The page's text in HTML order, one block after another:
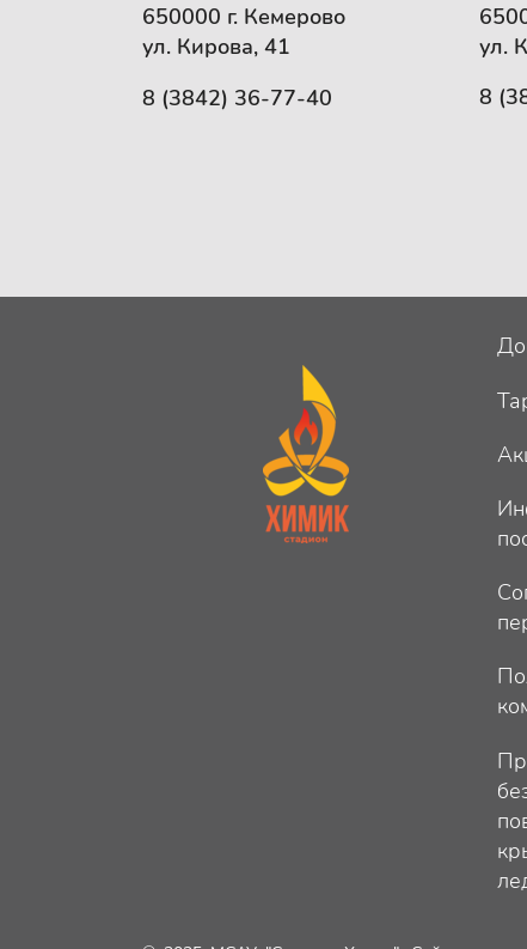
650000 г. Кемерово
ул. Кирова, 41
8 (3842) 36-77-40
ул.
8